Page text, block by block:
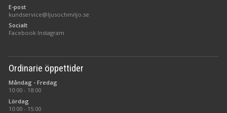
E-post
kundservice@ljusochmiljo.se
Socialt
Facebook Instagram
Ordinarie öppettider
Måndag - Fredag
10:00 - 18:00
Lördag
10:00 - 15:00